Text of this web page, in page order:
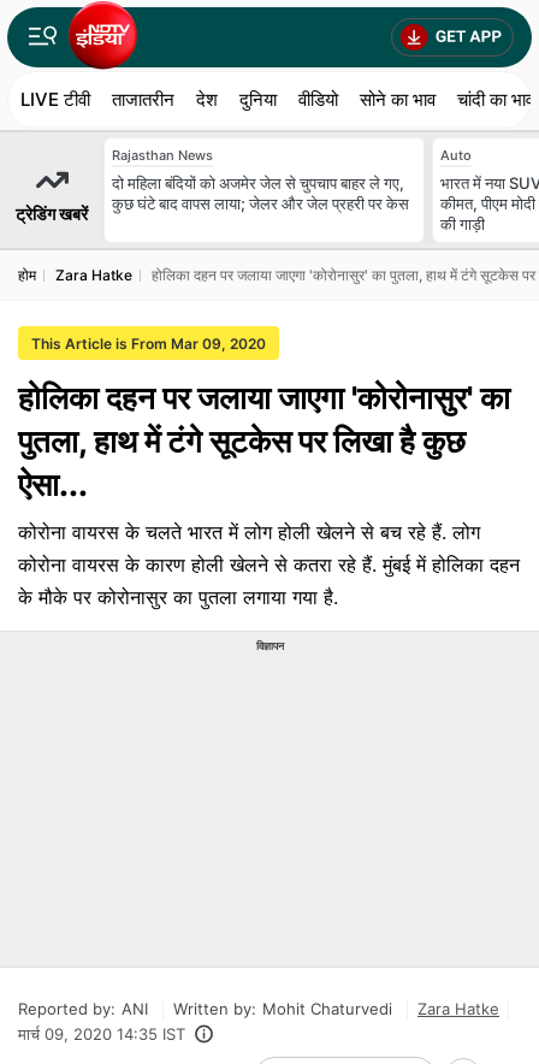
LIVE टीवी ताजातरीन देश दुनिया वीडियो सोने का भाव चांदी का भाव
ट्रेडिंग खबरें
Rajasthan News
दो मह‍िला बंद‍ियों को अजमेर जेल से चुपचाप बाहर ले गए,
कुछ घंटे बाद वापस लाया; जेलर और जेल प्रहरी पर केस
Auto
भारत में नया
कीमत, पीएम
की गाड़ी
होम Zara Hatke होलिका दहन पर जलाया जाएगा 'कोरोनासुर' का पुतला, हाथ में टंगे सूटकेस
This Article is From Mar 09, 2020
होलिका दहन पर जलाया जाएगा 'कोरोनासुर' का
पुतला, हाथ में टंगे सूटकेस पर लिखा है कुछ
ऐसा...
कोरोना वायरस के चलते भारत में लोग होली खेलने से बच रहे हैं. लोग
कोरोना वायरस के कारण होली खेलने से कतरा रहे हैं. मुंबई में होलिका दहन
के मौके पर कोरोनासुर का पुतला लगाया गया है.
विज्ञापन
Reported by: ANI Written by: Mohit Chaturvedi
Zara Hatke
मार्च 09, 2020 14:35 IST